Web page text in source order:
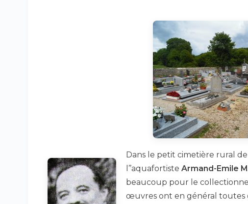
Dans le petit cimetière rural
l’’aquafortiste Armand-Emile
beaucoup pour le
œuvres ont en général toutes